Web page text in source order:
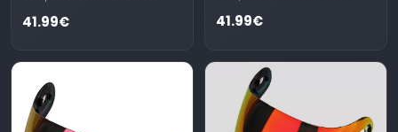
41.99€ 41.99€